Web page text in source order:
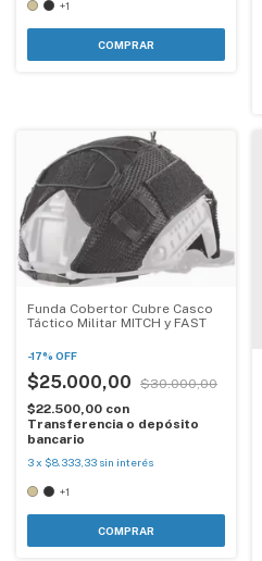
+1
COMPRAR
Funda Cobertor Cubre Casco
Táctico Militar MITCH y FAST
-17% OFF
$25.000,00
$30.000,00
$22.500,00 con
Transferencia o depósito
bancario
3x $8.333,33 sin interés
+1
COMPRAR